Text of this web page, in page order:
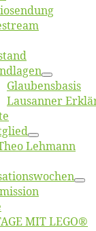
Glaubens­ba­sis
Lausan­ner
Lehmann
MIT LEGO®